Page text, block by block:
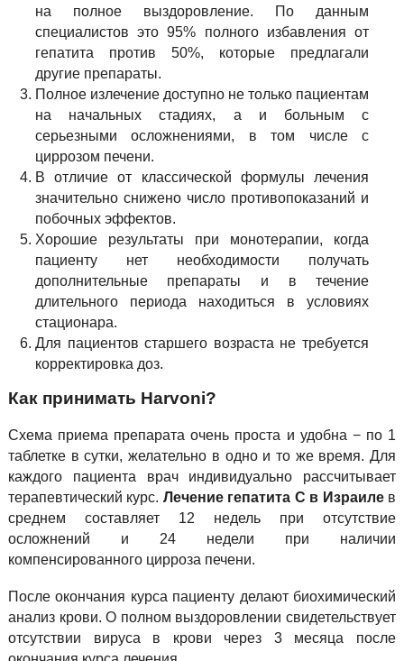
на полное выздоровление. По данным
специалистов это 95% полного избавления от
гепатита против 50%, которые предлагали
другие препараты.
Полное излечение доступно не только пациентам
на начальных стадиях, а и больным с
серьезными осложнениями, в том числе с
циррозом печени.
В отличие от классической формулы лечения
значительно снижено число противопоказаний и
побочных эффектов.
Хорошие результаты при монотерапии, когда
пациенту нет необходимости получать
дополнительные препараты и в течение
длительного периода находиться в условиях
стационара.
Для пациентов старшего возраста не требуется
корректировка доз.
Как принимать Harvoni?
Схема приема препарата очень проста и удобна − по 1
таблетке в сутки, желательно в одно и то же время. Для
каждого пациента врач индивидуально рассчитывает
терапевтический курс. Лечение гепатита С в Израилев
среднем составляет 12 недель при отсутствие
осложнений и 24 недели при наличии
компенсированного цирроза печени.
После окончания курса пациенту делают биохимический
анализ крови. О полном выздоровлении свидетельствует
отсутствии вируса в крови через 3 месяца после